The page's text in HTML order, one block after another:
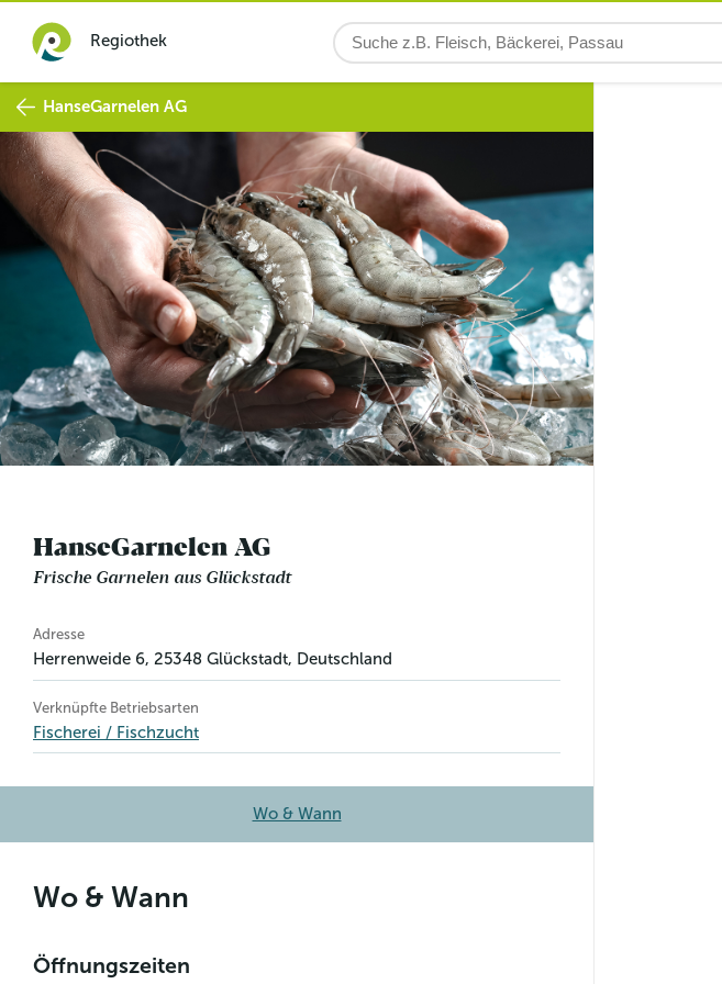
Regiothek
HanseGarnelen AG
HanseGarnelen AG
Frische Garnelen aus Glückstadt
Betriebsinformation
Adresse
Herrenweide 6, 25348 Glückstadt, Deutschland
Verknüpfte Betriebsarten
Fischerei / Fischzucht
Wo & Wann
Wo & Wann
Öffnungszeiten